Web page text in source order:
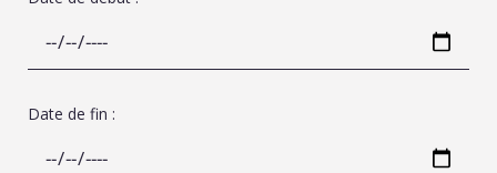
Date de fin :